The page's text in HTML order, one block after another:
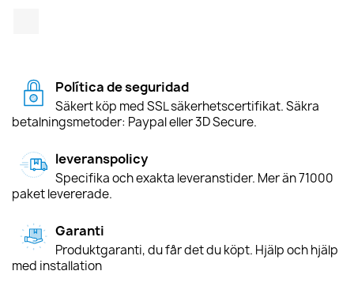
Política de seguridad
Säkert köp med SSL säkerhetscertifikat. Säkra
betalningsmetoder: Paypal eller 3D Secure.
leveranspolicy
Specifika och exakta leveranstider. Mer än 71000
paket levererade.
Garanti
Produktgaranti, du får det du köpt. Hjälp och hjälp
med installation